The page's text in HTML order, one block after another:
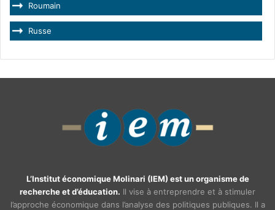
Roumain
Russe
L’Institut économique Molinari (IEM) est un organisme de
recherche et d’éducation. Il vise à entreprendre et à stimuler
l’approche économique dans l’analyse des politiques publiques. Il a